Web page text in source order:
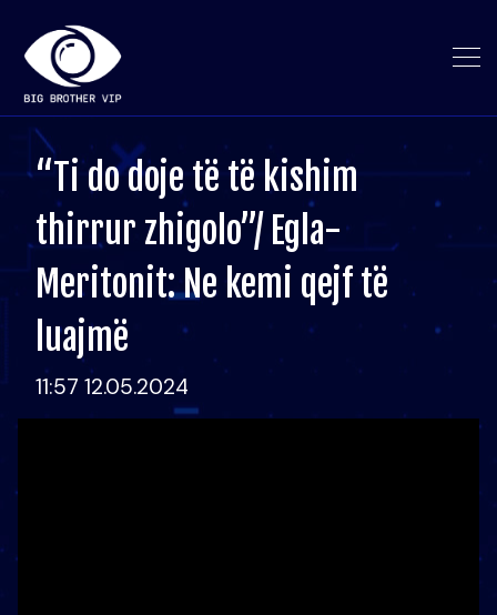
“Ti do doje të të kishim
thirrur zhigolo”/ Egla-
Meritonit: Ne kemi qejf të
luajmë
11:57 12.05.2024